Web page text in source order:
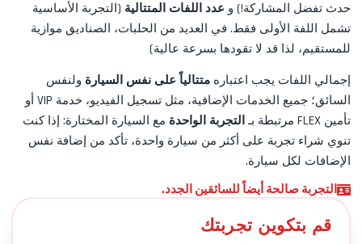
حدث تفضل المشاركة!) و عدد اللفات المتتالية (التجربة الأساسية
تشمل اللفة الأولى فقط. في العديد من الحلبات، الصناديق موازية
للمستقيم، لذا قد لا تقودها بسرعة عالية)
إجمالي اللفات يجب اعتباره متتالياً على نفس السيارة ولنفس
السائق؛ جميع الخدمات الإضافية، مثل
تسجيل الفيديو، خدمة VIP أو
تأمين FLEX
مرتبطة بـالتجربة الواحدة مع السيارة المختارة: إذا كنت
تنوي شراء تجربة على أكثر من سيارة واحدة، تأكد من إضافة نفس
الإضافات لكل سيارة.
التجربة صالحة أيضاً للسائقين الجدد.
قم بتكوين تجربتك